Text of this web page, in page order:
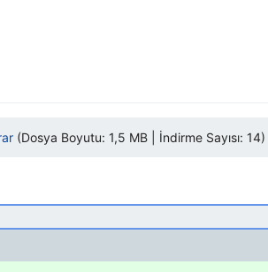
(Dosya Boyutu: 1,5 MB | İndirme Sayısı: 14)